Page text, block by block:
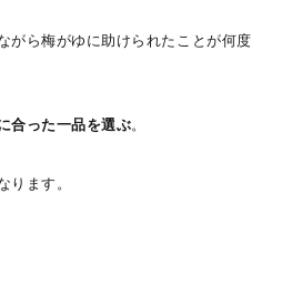
がら梅がゆに助けられたことが何度
合った一品を選ぶ。
ります。